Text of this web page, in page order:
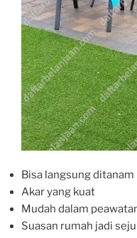
Bisa langsung ditanam
Akar yang kuat
Mudah dalam
Suasan rumah jadi